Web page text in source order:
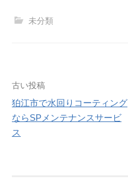
未分類
投
稿
古い投稿
狛江市で水回りコーティング
ならSPメンテナンスサービ
ス